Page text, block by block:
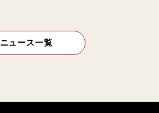
ニュース一覧